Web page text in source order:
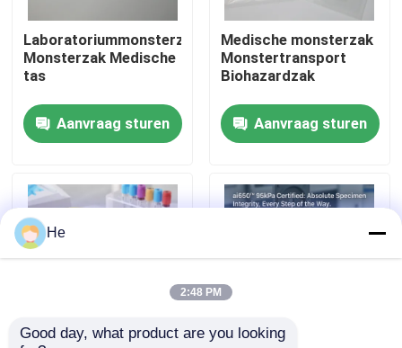
Fabriekstocht
Kwaliteitscontrole
Vraag een offerte
95kPa de Zak van het specimenvervoer
Laboratoriummonsterzak
Monsterzak Medische
tas
Aanvraag sturen
Medische monsterzak
Monstertransport
Biohazardzak
Aanvraag sturen
He
2:48 PM
Good day, what product are you looking